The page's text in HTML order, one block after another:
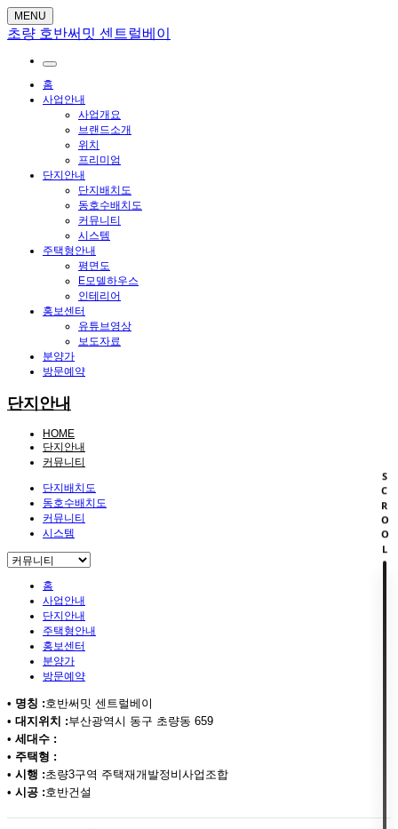
MENU
초량 호반써밋 센트럴베이
홈
사업안내
사업개요
브랜드소개
위치
프리미엄
단지안내
단지배치도
동호수배치도
커뮤니티
시스템
주택형안내
평면도
E모델하우스
인테리어
홍보센터
유튜브영상
보도자료
분양가
방문예약
단지안내
HOME
단지안내
커뮤니티
단지배치도
동호수배치도
커뮤니티
시스템
홈
사업안내
단지안내
주택형안내
홍보센터
분양가
방문예약
• 명칭 :호반써밋 센트럴베이
• 대지위치 :부산광역시 동구 초량동 659
• 세대수 :
• 주택형 :
• 시행 :초량3구역 주택재개발정비사업조합
• 시공 :호반건설
SCROOL